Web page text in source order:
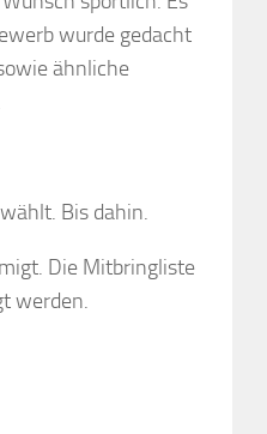
wurde gedacht
ähnliche
Bis dahin.
Die Mitbringliste
werden.